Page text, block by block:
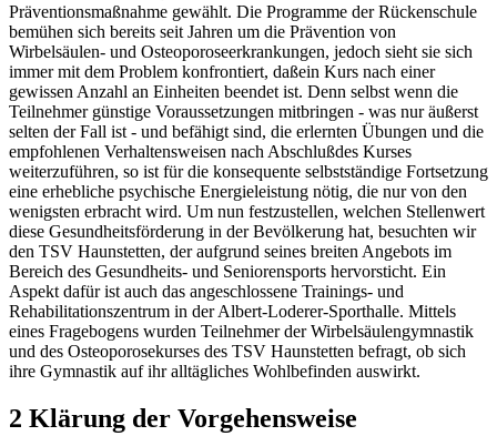
Präventionsmaßnahme gewählt. Die Programme der Rückenschule
bemühen sich bereits seit Jahren um die Prävention von
Wirbelsäulen- und Osteoporoseerkrankungen, jedoch sieht sie sich
immer mit dem Problem konfrontiert, daßein Kurs nach einer
gewissen Anzahl an Einheiten beendet ist. Denn selbst wenn die
Teilnehmer günstige Voraussetzungen mitbringen - was nur äußerst
selten der Fall ist - und befähigt sind, die erlernten Übungen und die
empfohlenen Verhaltensweisen nach Abschlußdes Kurses
weiterzuführen, so ist für die konsequente selbstständige Fortsetzung
eine erhebliche psychische Energieleistung nötig, die nur von den
wenigsten erbracht wird. Um nun festzustellen, welchen Stellenwert
diese Gesundheitsförderung in der Bevölkerung hat, besuchten wir
den TSV Haunstetten, der aufgrund seines breiten Angebots im
Bereich des Gesundheits- und Seniorensports hervorsticht. Ein
Aspekt dafür ist auch das angeschlossene Trainings- und
Rehabilitationszentrum in der Albert-Loderer-Sporthalle. Mittels
eines Fragebogens wurden Teilnehmer der Wirbelsäulengymnastik
und des Osteoporosekurses des TSV Haunstetten befragt, ob sich
ihre Gymnastik auf ihr alltägliches Wohlbefinden auswirkt.
2 Klärung der Vorgehensweise